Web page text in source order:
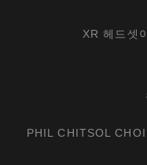
XR 헤드셋
PHIL CHITSOL CHOI